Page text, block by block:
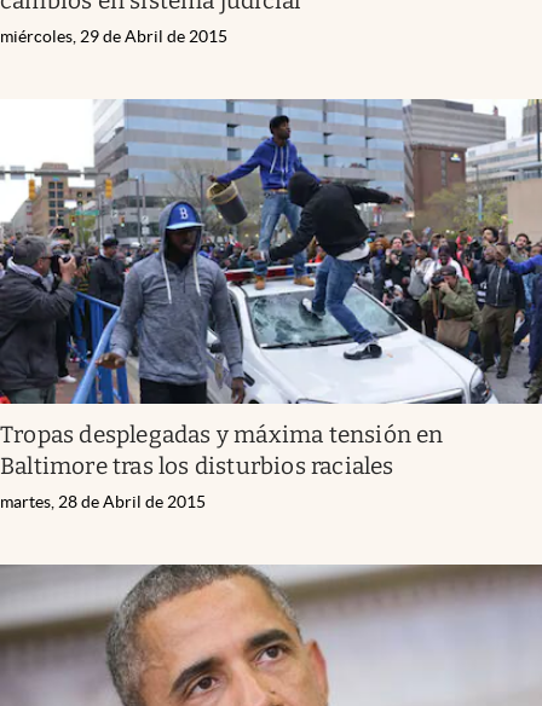
miércoles, 29 de Abril de 2015
Tropas desplegadas y máxima tensión en
Baltimore tras los disturbios raciales
martes, 28 de Abril de 2015